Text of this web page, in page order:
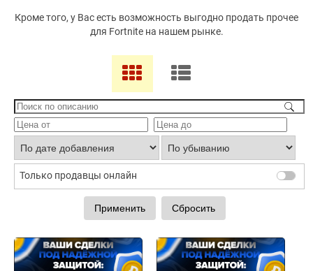
Кроме того, у Вас есть возможность выгодно продать прочее
для Fortnite на нашем рынке.
Только продавцы онлайн